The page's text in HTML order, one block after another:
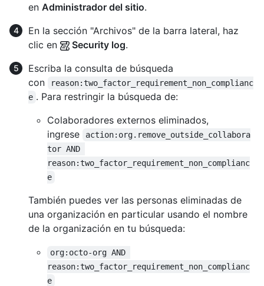
en Administrador del sitio.
En la sección "Archivos" de la barra lateral, haz
clic en
Security log.
Escriba la consulta de búsqueda
con
reason:two_factor_requirement_non_complianc
e . Para restringir la búsqueda de:
Colaboradores externos eliminados,
ingrese
action:org.remove_outside_collabora
tor AND
reason:two_factor_requirement_non_complianc
e
También puedes ver las personas eliminadas de
una organización en particular usando el nombre
de la organización en tu búsqueda:
org:octo-org AND
reason:two_factor_requirement_non_complianc
e